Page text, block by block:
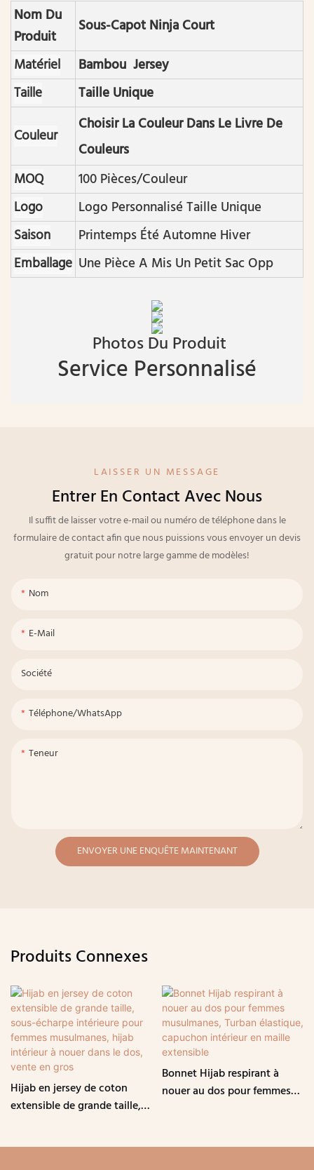
Nom Du
Produit
Sous-Capot Ninja Court
Matériel
Bambou Jersey
Taille
Taille Unique
Couleur
Choisir La Couleur Dans Le Livre De
Couleurs
MOQ
100 Pièces/couleur
Logo
Logo Personnalisé Taille Unique
Saison
Printemps Été Automne Hiver
Emballage Une Pièce A Mis Un Petit Sac Opp
Photos Du Produit
Service Personnalisé
LAISSER UN MESSAGE
Entrer En Contact Avec Nous
Il suffit de laisser votre e-mail ou numéro de téléphone dans le
formulaire de contact afin que nous puissions vous envoyer un devis
gratuit pour notre large gamme de modèles!
Nom
E-Mail
Société
Téléphone/WhatsApp
Teneur
ENVOYER UNE ENQUÊTE MAINTENANT
Produits Connexes
Hijab en jersey de coton
extensible de grande taille,
Bonnet Hijab respirant à
nouer au dos pour femmes
en maille extensible